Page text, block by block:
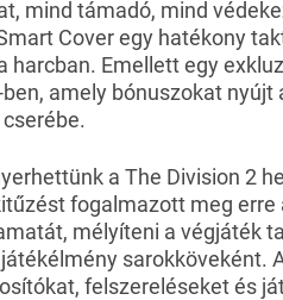
mind támadó, mind
Cover egy hatékony
Emellett egy
amely bónuszokat
a The Division 2
fogalmazott meg erre
mélyíteni a végjáték
sarokköveként.
felszereléseket és